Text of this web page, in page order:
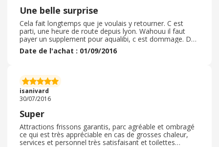
Une belle surprise
Cela fait longtemps que je voulais y retourner. C est
parti, une heure de route depuis lyon. Wahouu il faut
payer un supplement pour aqualibi, c est dommage. Du
coup on decide de ne pas profiter de cet espace
aquatique. Le reste ? Le parc s'est bien modernise et
Date de l'achat : 01/09/2016
isanivard
30/07/2016
Super
Attractions frissons garantis, parc agréable et ombragé
ce qui est très appréciable en cas de grosses chaleur,
services et personnel très satisfaisant et toilettes